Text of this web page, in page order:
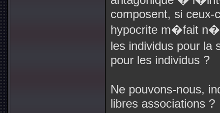
composent, si ceux-
hypocrite m�fait
les individus pour
pour les individus ?
Ne pouvons-nous,
libres associations ?